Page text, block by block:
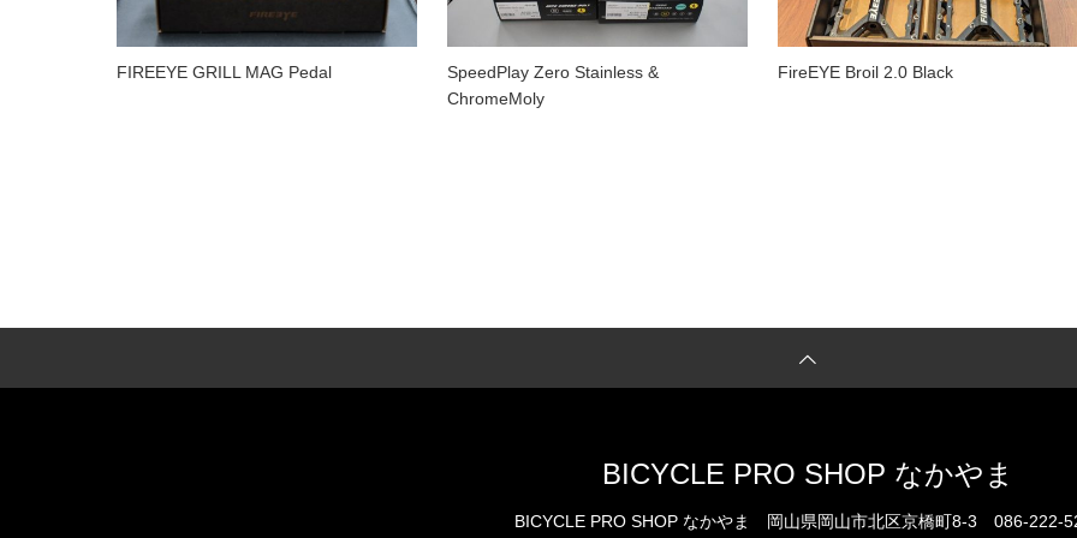
FIREEYE GRILL MAG Pedal
SpeedPlay Zero Stainless &
ChromeMoly
FireEYE Broil 2.0 Black
BICYCLE PRO SHOP なかやま
BICYCLE PRO SHOP なかやま 岡山県岡山市北区京橋町8-3 086-222-